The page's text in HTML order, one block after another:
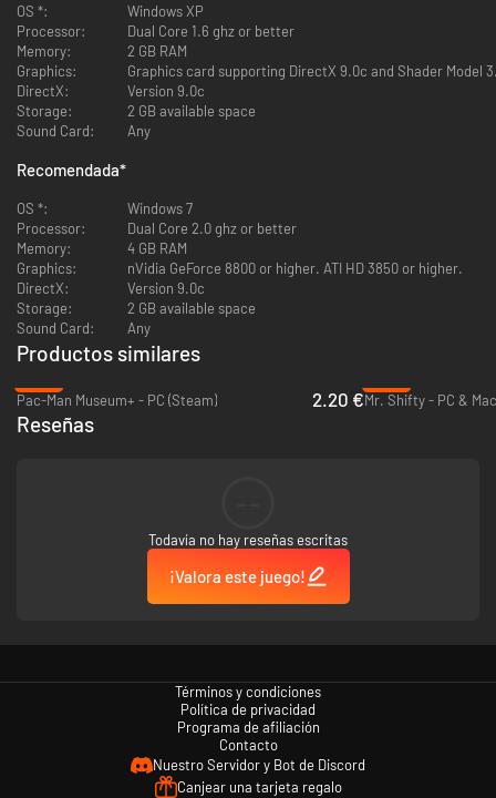
OS *:
Windows XP
Processor:
Dual Core 1.6 ghz or better
Memory:
2 GB RAM
Graphics:
Graphics card supporting DirectX 9.0c and Shader Model
DirectX:
Version 9.0c
Storage:
2 GB available space
Sound Card:
Any
Recomendada*
OS *:
Windows 7
Processor:
Dual Core 2.0 ghz or better
Memory:
4 GB RAM
Graphics:
nVidia GeForce 8800 or higher. ATI HD 3850 or higher.
DirectX:
Version 9.0c
Storage:
2 GB available space
Sound Card:
Any
Productos similares
Pac-Man Museum+ - PC (Steam)
2.20 €Mr. Shifty - PC &
Reseñas
Todavía no hay reseñas escritas
¡Valora este juego!
Términos y condiciones
Política de privacidad
Programa de afiliación
Contacto
Nuestro Servidor y Bot de Discord
Canjear una tarjeta regalo